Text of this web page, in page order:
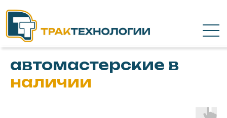
Передвижные
автомастерские в
наличии